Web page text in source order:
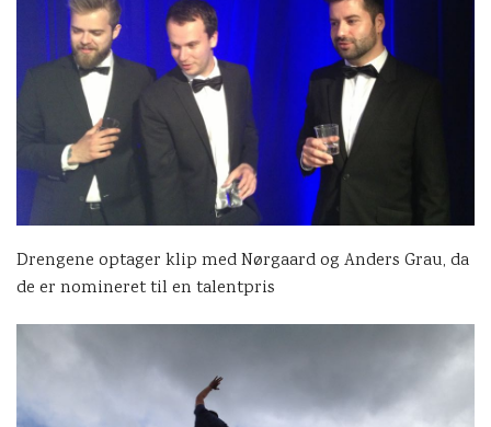
Drengene optager klip med Nørgaard og Anders Grau, da
de er nomineret til en talentpris